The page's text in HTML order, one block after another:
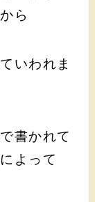
ら
いわれま
書かれて
よって